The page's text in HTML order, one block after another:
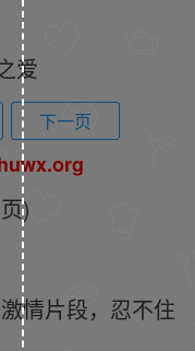
爱
下一页
)
情片段，忍不住